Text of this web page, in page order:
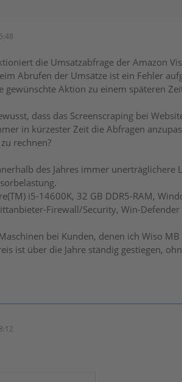
die Umsatzabfrage der Amazon
Abrufen der Umsätze ist ein Fehler
gewünschte Aktion zu einem späteren
dass das Screenscraping bei
in kürzester Zeit die Abfragen
rechnen?
des Jahres immer
i5-14600K, 32 GB DDR5-RAM,
Firewall/Security, Win-
bei Kunden, denen ich Wiso
ist über die Jahre ständig gestiegen,